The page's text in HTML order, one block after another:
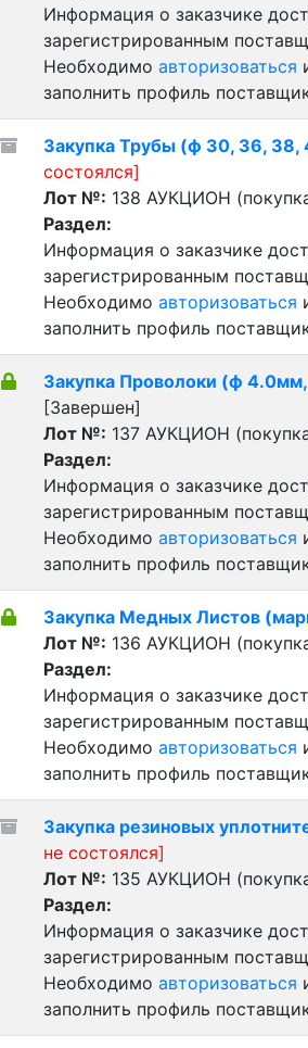
Информация о заказчике
зарегистрированным
Необходимо авторизоваться
заполнить профиль
Закупка Трубы (ф 30, 36, 38,
состоялся]
Лот №: 138 АУКЦИОН
Раздел:
Информация о заказчике
зарегистрированным
Необходимо авторизоваться
заполнить профиль
Закупка Проволоки (ф
[Завершен]
Лот №: 137 АУКЦИОН
Раздел:
Информация о заказчике
зарегистрированным
Необходимо авторизоваться
заполнить профиль
Закупка Медных Листов
Лот №: 136 АУКЦИОН
Раздел:
Информация о заказчике
зарегистрированным
Необходимо авторизоваться
заполнить профиль
Закупка резиновых
не состоялся]
Лот №: 135 АУКЦИОН
Раздел:
Информация о заказчике
зарегистрированным
Необходимо авторизоваться
заполнить профиль